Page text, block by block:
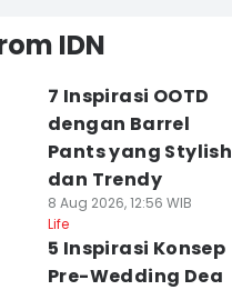
IDN
7 Inspirasi OOTD
dengan Barrel
Pants yang Stylish
dan Trendy
8 Aug 2026, 12:56 WIB
Life
5 Inspirasi Konsep
Pre-Wedding Dea